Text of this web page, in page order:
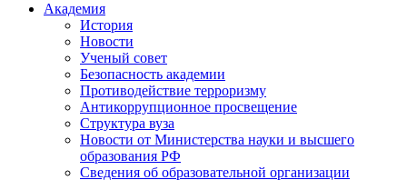
Академия
История
Новости
Ученый совет
Безопасность академии
Противодействие терроризму
Антикоррупционное просвещение
Структура вуза
Новости от Министерства науки и высшего
образования РФ
Сведения об образовательной организации